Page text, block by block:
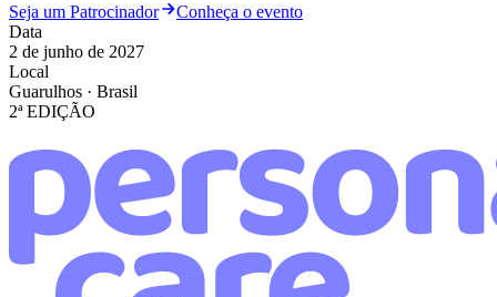
Seja um Patrocinador
Conheça o evento
Data
2 de junho de 2027
Local
Guarulhos · Brasil
2ª EDIÇÃO